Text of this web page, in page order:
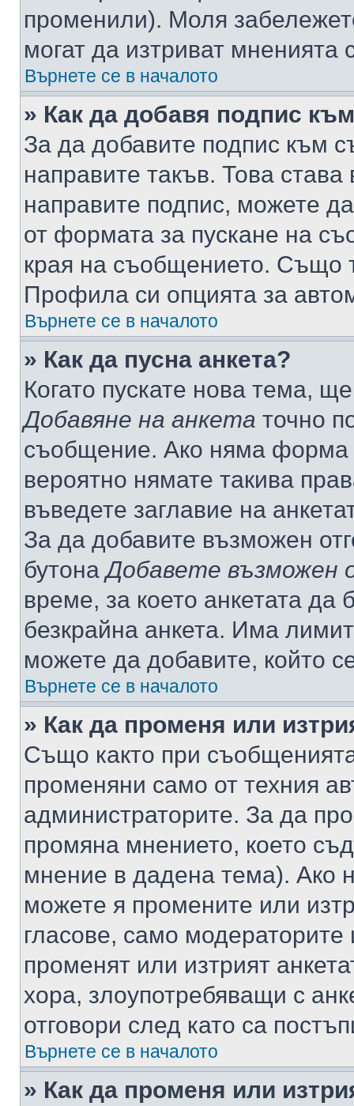
променили). Моля
могат да изтриват мненията
Върнете се в началото
» Как да добавя подпис
За да добавите подпис към
направите такъв. Това
направите подпис, можете
от формата за пускане на
края на съобщението. Също
Профила си опцията за
Върнете се в началото
» Как да пусна анкета?
Когато пускате нова тема,
Добавяне на анкета точно
съобщение. Ако няма форма
вероятно нямате такива
въведете заглавие на
За да добавите възможен
бутонаДобавете възможен
време, за което анкетата да
безкрайна анкета. Има
можете да добавите, който
Върнете се в началото
» Как да променя или
Също както при
променяни само от техния
администраторите. За да
промяна мнението, което
мнение в дадена тема). Ако
можете я промените или
гласове, само
променят или изтрият
хора, злоупотребяващи с
отговори след като са
Върнете се в началото
» Как да променя или